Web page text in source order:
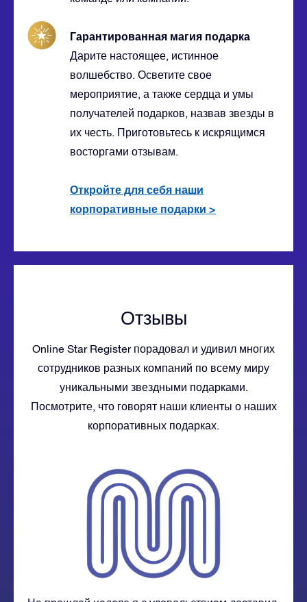
Гарантированная магия подарка
Дарите настоящее, истинное
волшебство. Осветите свое
мероприятие, а также сердца и умы
получателей подарков, назвав звезды в
их честь. Приготовьтесь к искрящимся
восторгами отзывам.
Откройте для себя наши
корпоративные подарки >
Отзывы
Online Star Register порадовал и удивил многих
сотрудников разных компаний по всему миру
уникальными звездными подарками.
Посмотрите, что говорят наши клиенты о наших
корпоративных подарках.